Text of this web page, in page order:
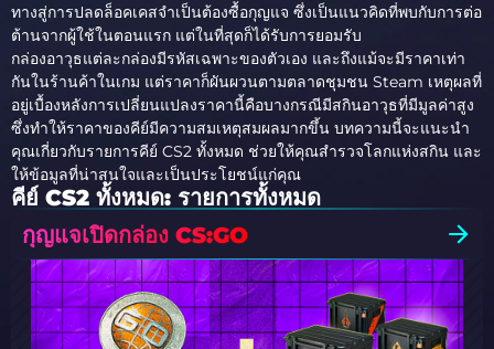
ทางสู่การปลดล็อคเคสจำเป็นต้องซื้อกุญแจ ซึ่งเป็นแนวคิดที่พบกับการต่อ
ต้านจากผู้ใช้ในตอนแรก แต่ในที่สุดก็ได้รับการยอมรับ
กล่องอาวุธแต่ละกล่องมีรหัสเฉพาะของตัวเอง และถึงแม้จะมีราคาเท่า
กันในร้านค้าในเกม แต่ราคาก็ผันผวนตามตลาดชุมชน Steam เหตุผลที่
อยู่เบื้องหลังการเปลี่ยนแปลงราคานี้คือบางกรณีมีสกินอาวุธที่มีมูลค่าสูง
ซึ่งทำให้ราคาของคีย์มีความสมเหตุสมผลมากขึ้น บทความนี้จะแนะนำ
คุณเกี่ยวกับรายการคีย์ CS2 ทั้งหมด ช่วยให้คุณสำรวจโลกแห่งสกิน และ
ให้ข้อมูลที่น่าสนใจและเป็นประโยชน์แก่คุณ
คีย์ CS2 ทั้งหมด: รายการทั้งหมด
กุญแจเปิดกล่อง CS:GO